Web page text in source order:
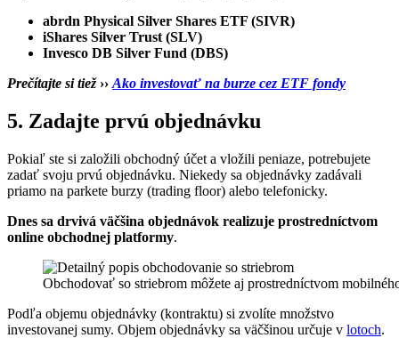
abrdn Physical Silver Shares ETF (SIVR)
iShares Silver Trust (SLV)
Invesco DB Silver Fund (DBS)
Prečítajte si tiež ›› Ako investovať na burze cez ETF fondy
5. Zadajte prvú objednávku
Pokiaľ ste si založili obchodný účet a vložili peniaze, potrebujete
zadať svoju prvú objednávku. Niekedy sa objednávky zadávali
priamo na parkete burzy (trading floor) alebo telefonicky.
Dnes sa drvivá väčšina objednávok realizuje prostredníctvom
online obchodnej platformy.
Obchodovať so striebrom môžete aj prostredníctvom
Podľa objemu objednávky (kontraktu) si zvolíte množstvo
investovanej sumy. Objem objednávky sa väčšinou určuje v lotoch.